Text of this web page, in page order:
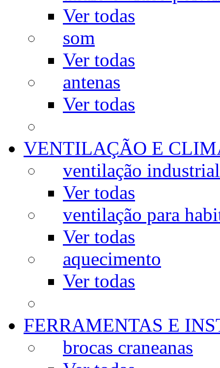
Ver todas
som
Ver todas
antenas
Ver todas
VENTILAÇÃO E
ventilação industrial
Ver todas
ventilação para
Ver todas
aquecimento
Ver todas
FERRAMENTAS E
brocas craneanas